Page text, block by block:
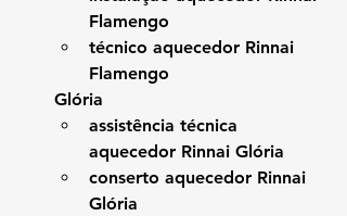
Flamengo
técnico aquecedor Rinnai
Flamengo
Glória
assistência técnica
aquecedor Rinnai Glória
conserto aquecedor Rinnai
Glória